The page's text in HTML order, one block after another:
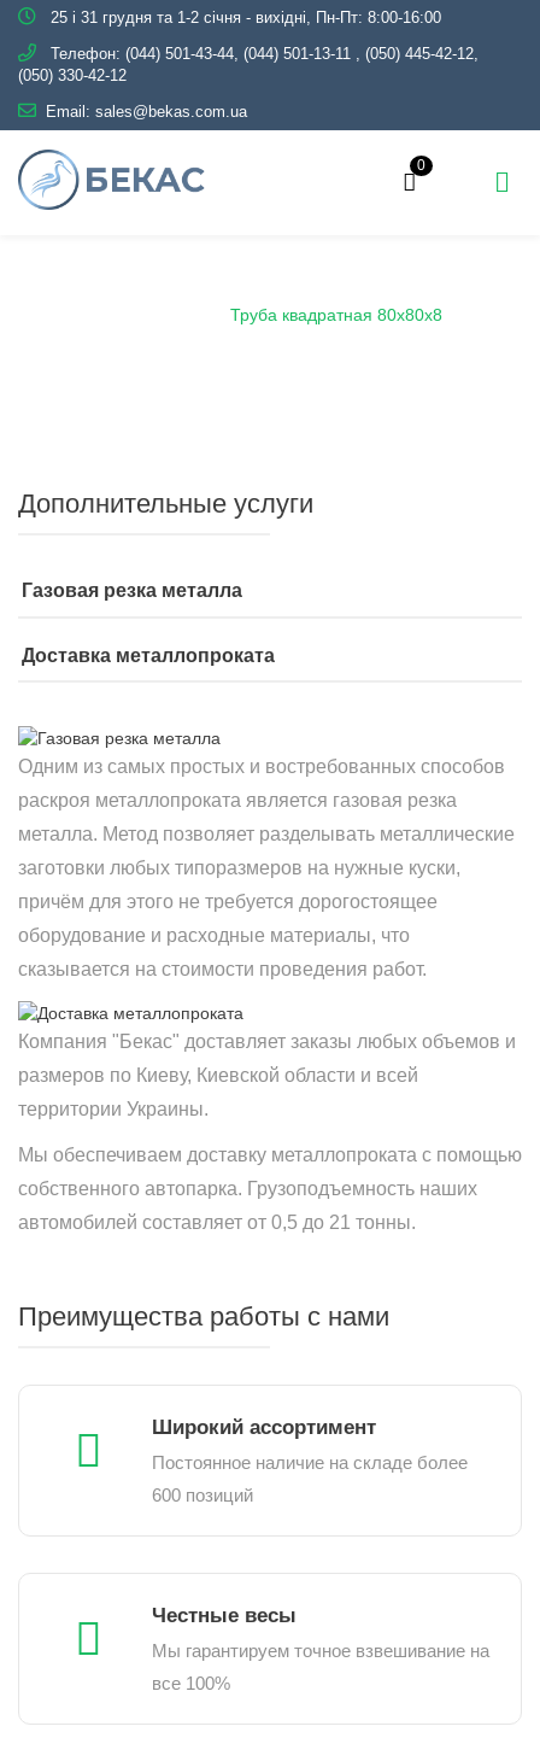
25 і 31 грудня та 1-2 січня - вихідні, Пн-Пт: 8:00-16:00
Телефон: (044) 501-43-44, (044) 501-13-11 , (050) 445-42-12,
(050) 330-42-12
Email: sales@bekas.com.ua
0
Труба квадратная 80х80х8
Дополнительные услуги
Газовая резка металла
Доставка металлопроката
Одним из самых простых и востребованных способов
раскроя металлопроката является газовая резка
металла. Метод позволяет разделывать металлические
заготовки любых типоразмеров на нужные куски,
причём для этого не требуется дорогостоящее
оборудование и расходные материалы, что
сказывается на стоимости проведения работ.
Компания "Бекас" доставляет заказы любых объемов и
размеров по Киеву, Киевской области и всей
территории Украины.
Мы обеспечиваем доставку металлопроката с помощью
собственного автопарка. Грузоподъемность наших
автомобилей составляет от 0,5 до 21 тонны.
Преимущества работы с нами
Широкий ассортимент
Постоянное наличие на складе более
600 позиций
Честные весы
Мы гарантируем точное взвешивание на
все 100%